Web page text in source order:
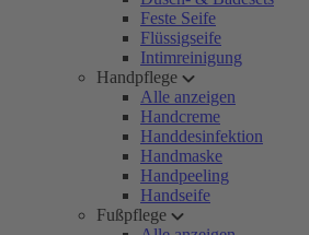
Feste Seife
Flüssigseife
Intimreinigung
Handpflege
Alle anzeigen
Handcreme
Handdesinfektion
Handmaske
Handpeeling
Handseife
Fußpflege